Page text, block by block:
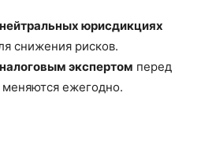
юрисдикциях
снижения рисков.
экспертом перед
ежегодно.